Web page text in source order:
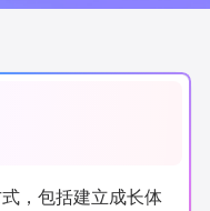
播间
会，包括建立成长体